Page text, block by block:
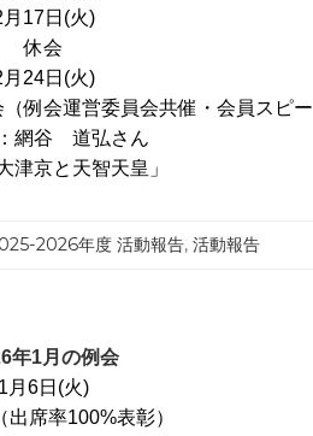
月17日(火)
休会
月24日(火)
例会運営委員会共催・会員スピ
網谷 道弘さん
津京と天智天皇」
2026年度 活動報告, 活動報告
年1月の例会
1月6日(火)
出席率100%表彰）